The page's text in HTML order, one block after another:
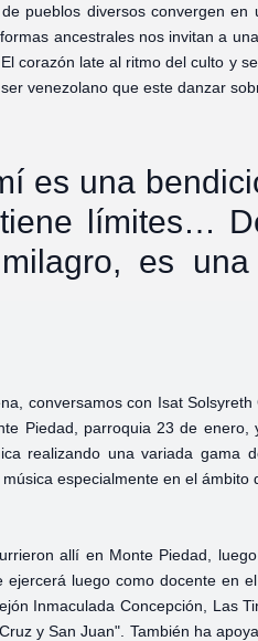
pueblos diversos convergen
ancestrales nos invitan a
corazón late al ritmo del culto y
venezolano que este danzar
es una
límites…
es
conversamos con Isat
Piedad, parroquia 23 de
realizando una variada gama
especialmente en el ámbito
allí en Monte Piedad,
luego como docente en
Inmaculada Concepción, Las
y San Juan". También ha